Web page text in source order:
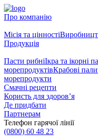
Про компанію
Місія та цінності
Продукція
Пасти рибніІкра та ікорні
морепродуктівКрабові
морепродукти
Смачні рецепти
Користь для здоров’я
Де придбати
Партнерам
Телефон гарячої лінії
(0800) 60 48 23